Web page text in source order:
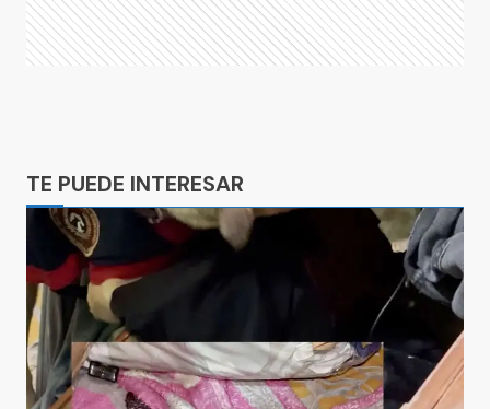
TE PUEDE INTERESAR